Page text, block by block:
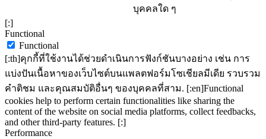
บุคคลใด ๆ
[:]
Functional
Functional
[:th]คุกกี้ที่ใช้งานได้ช่วยดำเนินการฟังก์ชันบางอย่าง เช่น การ
แบ่งปันเนื้อหาของเว็บไซต์บนแพลตฟอร์มโซเชียลมีเดีย รวบรวม
คำติชม และคุณสมบัติอื่นๆ ของบุคคลที่สาม. [:en]Functional
cookies help to perform certain functionalities like sharing the
content of the website on social media platforms, collect feedbacks,
and other third-party features. [:]
Performance